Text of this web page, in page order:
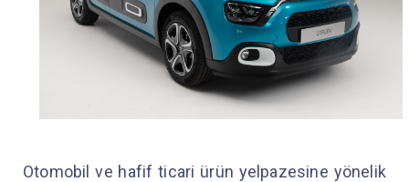
Otomobil ve hafif ticari ürün yelpazesine yönelik